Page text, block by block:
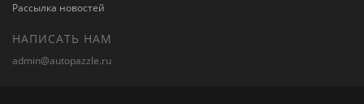
Рассылка новостей
НАПИСАТЬ НАМ
admin@autopazzle.ru